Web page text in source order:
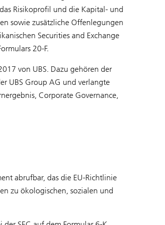
Risikoprofil und die Kapital- und
sowie zusätzliche Offenlegungen
Securities and Exchange
20-F.
von UBS. Dazu gehören der
UBS Group AG und verlangte
Corporate Governance,
abrufbar, das die EU-Richtlinie
zu ökologischen, sozialen und